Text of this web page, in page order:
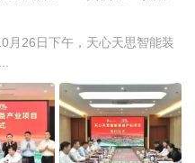
月26日下午，天心天思智能装